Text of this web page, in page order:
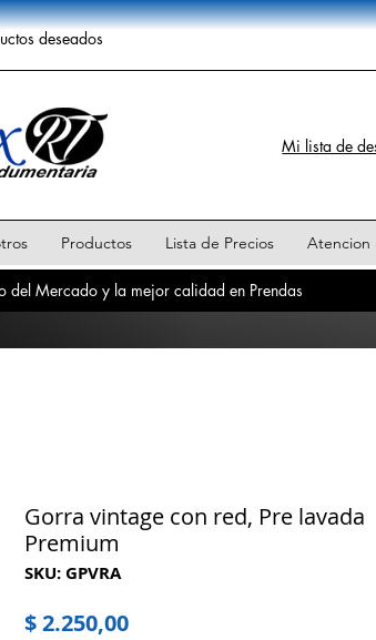
deseados
Productos Lista de Precios Atencion
Mi lista de
del Mercado y la mejor calidad en Prendas
Gorra vintage con red, Pre lavada
Premium
SKU: GPVRA
$ 2.250,00Precio